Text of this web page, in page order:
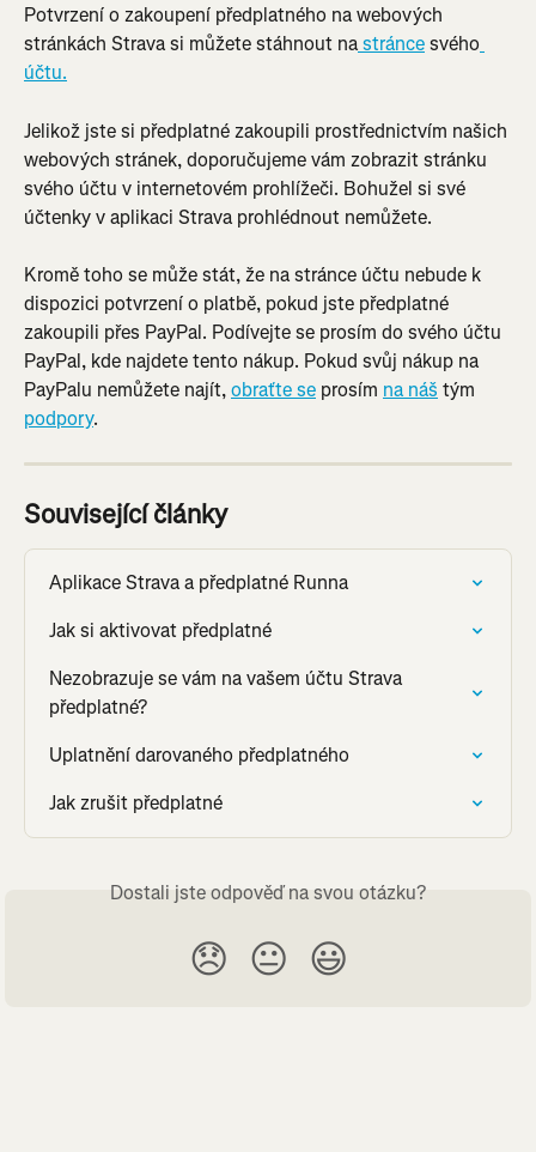
Potvrzení o zakoupení předplatného na webových
stránkách Strava si můžete stáhnout na stránce svého
účtu.
Jelikož jste si předplatné zakoupili prostřednictvím našich
webových stránek, doporučujeme vám zobrazit stránku
svého účtu v internetovém prohlížeči. Bohužel si své
účtenky v aplikaci Strava prohlédnout nemůžete.
Kromě toho se může stát, že na stránce účtu nebude k
dispozici potvrzení o platbě, pokud jste předplatné
zakoupili přes PayPal. Podívejte se prosím do svého účtu
PayPal, kde najdete tento nákup. Pokud svůj nákup na
PayPalu nemůžete najít, obraťte se prosím na náš tým
podpory.
Související články
Aplikace Strava a předplatné Runna
Jak si aktivovat předplatné
Nezobrazuje se vám na vašem účtu Strava
předplatné?
Uplatnění darovaného předplatného
Jak zrušit předplatné
Dostali jste odpověď na svou otázku?
😞 😐 😃